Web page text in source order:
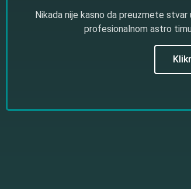
Nikada nije kasno da preuzmete
profesionalnom astro